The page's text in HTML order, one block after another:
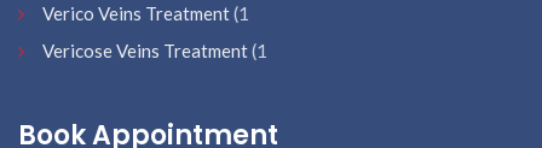
Verico Veins Treatment(1
Vericose Veins Treatment(1
Book Appointment